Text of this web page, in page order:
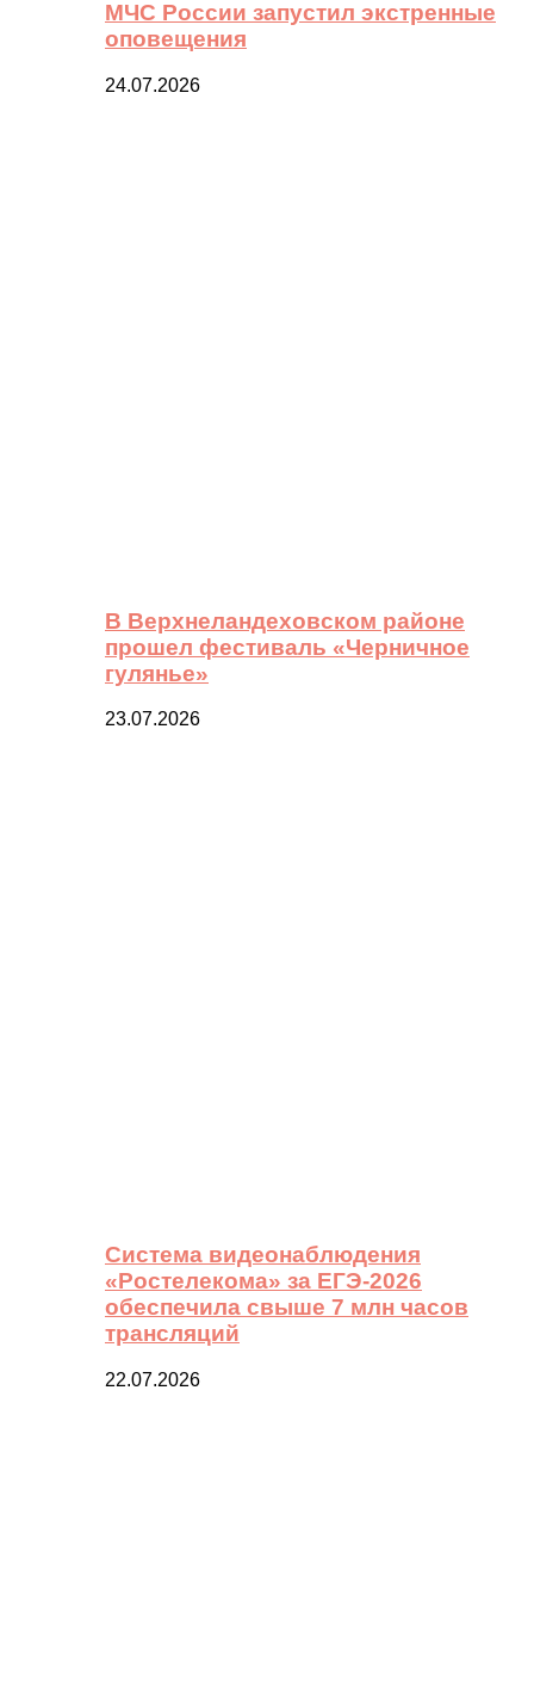
МЧС России запустил экстренные
оповещения
24.07.2026
В Верхнеландеховском районе
прошел фестиваль «Черничное
гулянье»
23.07.2026
Система видеонаблюдения
«Ростелекома» за ЕГЭ-2026
обеспечила свыше 7 млн часов
трансляций
22.07.2026